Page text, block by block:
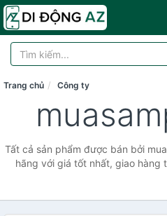
Trang chủ Công ty
Tất cả sản phẩm được bán bởi
hãng với giá tốt nhất, giao hàng